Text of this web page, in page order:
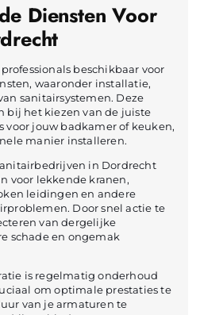
Diensten Voor
beschikbaar voor
waaronder installatie,
sanitairsystemen. Deze
bij het kiezen van de juiste
voor jouw badkamer of keuken,
manier installeren.
in Dordrecht
voor lekkende kranen,
leidingen en andere
Door snel actie te
van dergelijke
schade en ongemak
is regelmatig onderhoud
om optimale prestaties te
van je armaturen te